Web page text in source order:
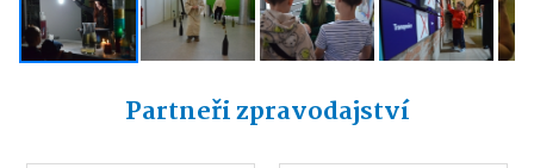
Partneři zpravodajství